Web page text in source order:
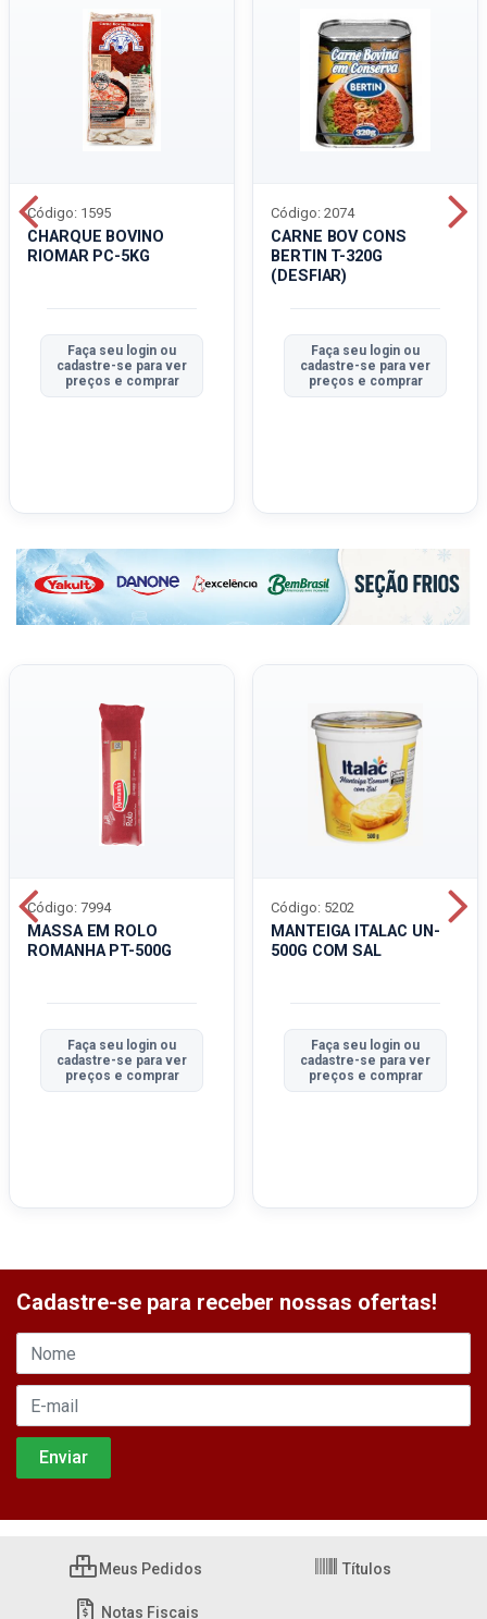
CHARQUE BOVINO
RIOMAR PC-5KG
Código: 1595
Faça seu login ou
cadastre-se para ver
preços e comprar
CARNE BOV CONS
BERTIN T-320G
(DESFIAR)
Código: 2074
Faça seu login ou
cadastre-se para ver
preços e comprar
MASSA EM ROLO
ROMANHA PT-500G
Código: 7994
Faça seu login ou
cadastre-se para ver
preços e comprar
MANTEIGA ITALAC UN-
500G COM SAL
Código: 5202
Faça seu login ou
cadastre-se para ver
preços e comprar
Cadastre-se para receber nossas ofertas!
Meus Pedidos Títulos
Notas Fiscais